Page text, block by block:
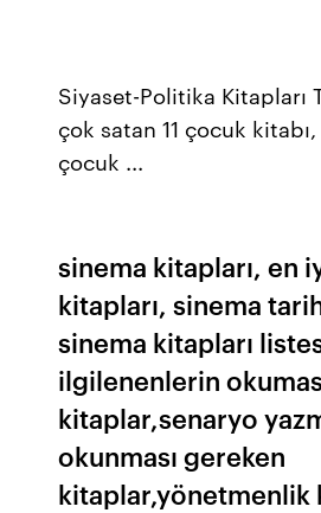
Siyaset-Politika Kitapları
çok satan 11 çocuk
çocuk ...
sinema kitapları, en
kitapları, sinema
sinema kitapları
ilgilenenlerin
kitaplar,senaryo
okunması gereken
kitaplar,yönetmenlik